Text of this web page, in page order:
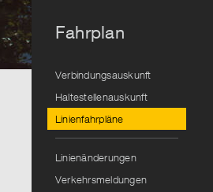
Fahrplan
Verbindungsauskunft
Haltestellenauskunft
Linienfahrpläne
Linienänderungen
Verkehrsmeldungen